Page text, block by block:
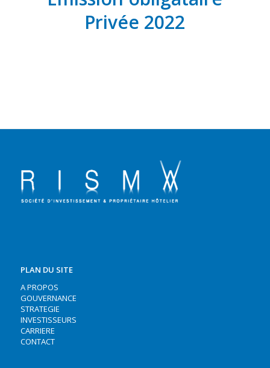
Privée 2022
PLAN DU SITE
A PROPOS
GOUVERNANCE
STRATEGIE
INVESTISSEURS
CARRIERE
CONTACT